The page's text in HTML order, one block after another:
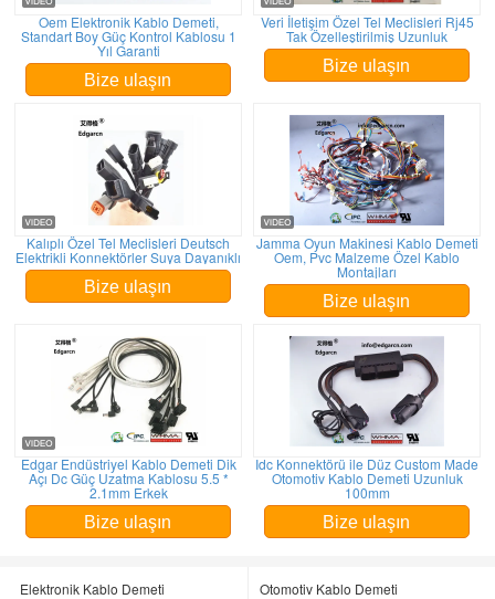
Oem Elektronik Kablo Demeti,
Standart Boy Güç Kontrol Kablosu 1
Yıl Garanti
Bize ulaşın
Veri İletişim Özel Tel Meclisleri Rj45
Tak Özelleştirilmiş Uzunluk
Bize ulaşın
Kalıplı Özel Tel Meclisleri Deutsch
Elektrikli Konnektörler Suya Dayanıklı
Bize ulaşın
Jamma Oyun Makinesi Kablo Demeti
Oem, Pvc Malzeme Özel Kablo
Montajları
Bize ulaşın
Edgar Endüstriyel Kablo Demeti Dik
Açı Dc Güç Uzatma Kablosu 5.5 *
2.1mm Erkek
Bize ulaşın
Idc Konnektörü ile Düz Custom Made
Otomotiv Kablo Demeti Uzunluk
100mm
Bize ulaşın
Elektronik Kablo Demeti Otomotiv Kablo Demeti